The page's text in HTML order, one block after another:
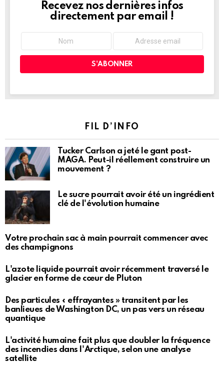
NEWSLETTER
Recevez nos dernières infos
directement par email !
FIL D’INFO
Tucker Carlson a jeté le gant post-
MAGA. Peut-il réellement construire un
mouvement ?
Le sucre pourrait avoir été un ingrédient
clé de l'évolution humaine
Votre prochain sac à main pourrait commencer avec
des champignons
L'azote liquide pourrait avoir récemment traversé le
glacier en forme de cœur de Pluton
Des particules « effrayantes » transitent par les
banlieues de Washington DC, un pas vers un réseau
quantique
L'activité humaine fait plus que doubler la fréquence
des incendies dans l'Arctique, selon une analyse
satellite